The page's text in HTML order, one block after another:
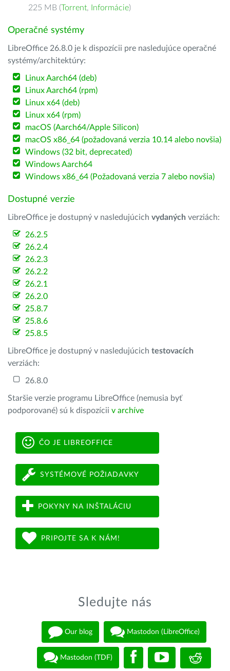
225 MB (Torrent, Informácie)
Operačné systémy
LibreOffice 26.8.0 je k dispozícii pre nasledujúce operačné
systémy/architektúry:
Linux Aarch64 (deb)
Linux Aarch64 (rpm)
Linux x64 (deb)
Linux x64 (rpm)
macOS (Aarch64/Apple Silicon)
macOS x86_64 (požadovaná verzia 10.14 alebo novšia)
Windows (32 bit, deprecated)
Windows Aarch64
Windows x86_64 (Požadovaná verzia 7 alebo novšia)
Dostupné verzie
LibreOffice je dostupný v nasledujúcich vydaných verziách:
26.2.5
26.2.4
26.2.3
26.2.2
26.2.1
26.2.0
25.8.7
25.8.6
25.8.5
LibreOffice je dostupný v nasledujúcich testovacích
verziách:
26.8.0
Staršie verzie programu LibreOffice (nemusia byť
podporované) sú k dispozícii v archíve
ČO JE LIBREOFFICE
SYSTÉMOVÉ POŽIADAVKY
POKYNY NA INŠTALÁCIU
PRIPOJTE SA K NÁM!
Sledujte nás
Our blog Mastodon (LibreOffice)
Mastodon (TDF)